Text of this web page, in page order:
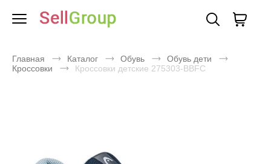
Главная Каталог Обувь
Обувь дети
Кроссовки
Кроссовки детские 275303-BBFC